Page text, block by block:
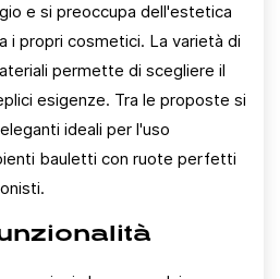
e si preoccupa dell'estetica
i propri cosmetici. La varietà di
permette di scegliere il
esigenze. Tra le proposte si
ideali per l'uso
bauletti con ruote perfetti